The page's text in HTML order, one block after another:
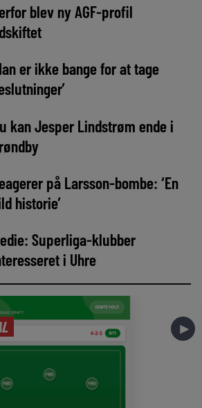
blev ny AGF-profil
er ikke bange for at tage
kan Jesper Lindstrøm ende i
på Larsson-bombe: ‘En
historie’
Superliga-klubber
i Uhre
►